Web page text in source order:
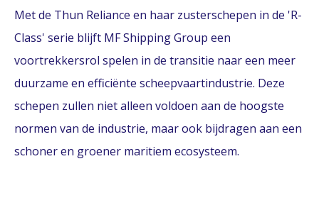
Met de Thun Reliance en haar zusterschepen in de 'R-
Class' serie blijft MF Shipping Group een
voortrekkersrol spelen in de transitie naar een meer
duurzame en efficiënte scheepvaartindustrie. Deze
schepen zullen niet alleen voldoen aan de hoogste
normen van de industrie, maar ook bijdragen aan een
schoner en groener maritiem ecosysteem.